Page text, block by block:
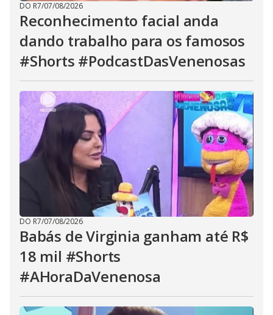
DO R7/07/08/2026
Reconhecimento facial anda
dando trabalho para os famosos
#Shorts #PodcastDasVenenosas
DO R7/07/08/2026
Babás de Virginia ganham até R$
18 mil #Shorts
#AHoraDaVenenosa